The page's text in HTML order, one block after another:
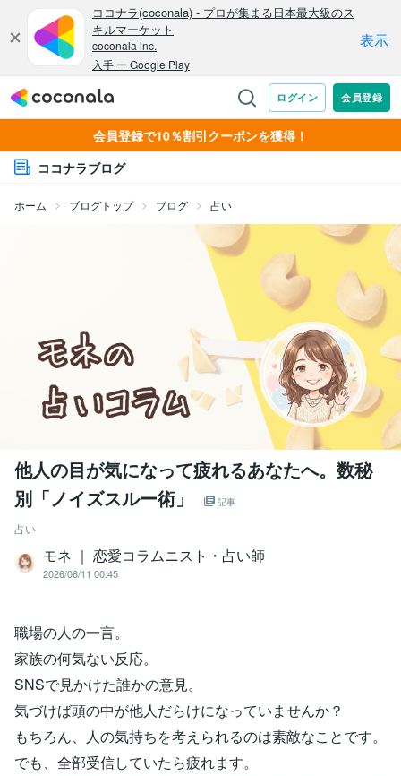
会員登録で10％割引クーポンを獲得！
ココナラブログ
ホーム ブログトップ ブログ 占い
他人の目が気になって疲れるあなたへ。数秘
別「ノイズスルー術」
記事
占い
モネ ｜ 恋愛コラムニスト・占い師
2026/06/11 00:45
職場の人の一言。
家族の何気ない反応。
SNSで見かけた誰かの意見。
気づけば頭の中が他人だらけになっていませんか？
もちろん、人の気持ちを考えられるのは素敵なことです。
でも、全部受信していたら疲れます。